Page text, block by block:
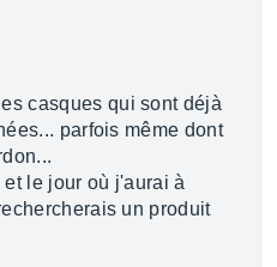
casques qui sont déjà
parfois même dont
le jour où j'aurai à
un produit